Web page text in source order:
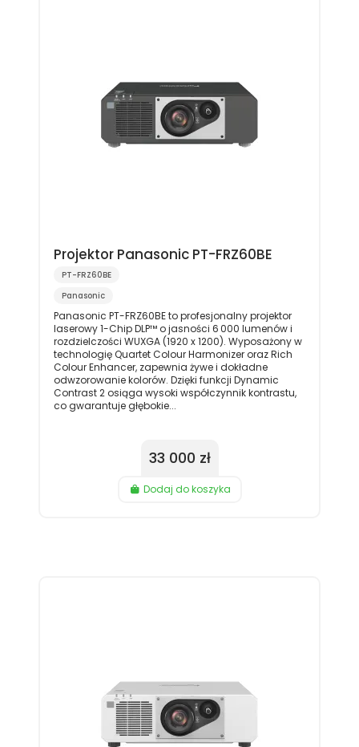
Projektor Panasonic PT-FRZ60BE
PT-FRZ60BE
Panasonic
Panasonic PT-FRZ60BE to profesjonalny projektor
laserowy 1-Chip DLP™ o jasności 6 000 lumenów i
rozdzielczości WUXGA (1920 x 1200). Wyposażony w
technologię Quartet Colour Harmonizer oraz Rich
Colour Enhancer, zapewnia żywe i dokładne
odwzorowanie kolorów. Dzięki funkcji Dynamic
Contrast 2 osiąga wysoki współczynnik kontrastu,
co gwarantuje głębokie...
33 000 zł
Dodaj do koszyka